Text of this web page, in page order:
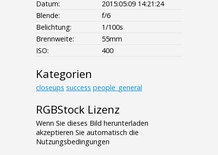
Datum:
2015:05:09 14:21:24
Blende:
f/6
Belichtung:
1/100s
Brennweite:
55mm
ISO:
400
Kategorien
closeups success people_general
RGBStock Lizenz
Wenn Sie dieses Bild herunterladen
akzeptieren Sie automatisch die
Nutzungsbedingungen